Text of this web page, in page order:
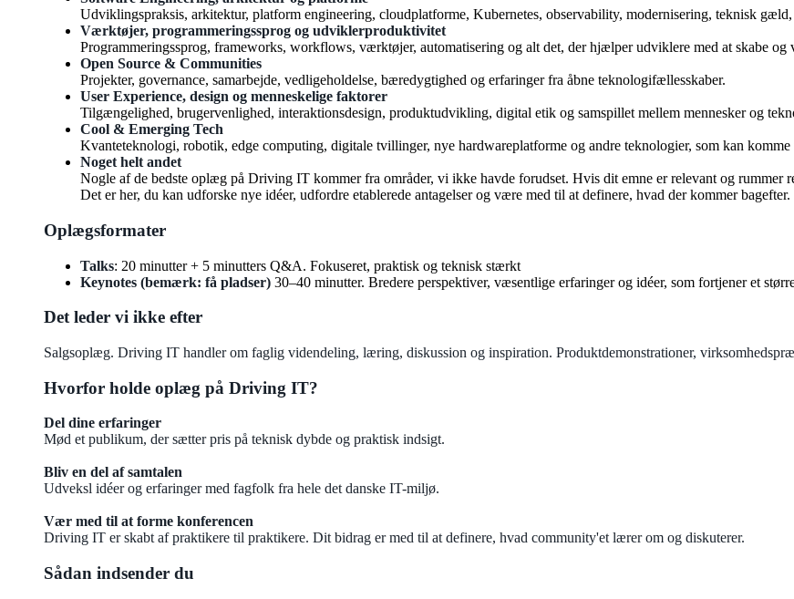
Udviklingspraksis, arkitektur, platform engineering, cloudplatforme, Kubernetes, observability, modernisering, teknisk
Værktøjer, programmeringssprog og udviklerproduktivitet
Programmeringssprog, frameworks, workflows, værktøjer, automatisering og alt det, der hjælper udviklere med at skabe og
Open Source & Communities
Projekter, governance, samarbejde, vedligeholdelse, bæredygtighed og erfaringer fra åbne teknologifællesskaber.
User Experience, design og menneskelige faktorer
Tilgængelighed, brugervenlighed, interaktionsdesign, produktudvikling, digital etik og samspillet mellem mennesker og
Cool & Emerging Tech
Kvanteteknologi, robotik, edge computing, digitale tvillinger, nye hardwareplatforme og andre teknologier, som kan
Noget helt andet
Nogle af de bedste oplæg på Driving IT kommer fra områder, vi ikke havde forudset. Hvis dit emne er relevant og rummer
Det er her, du kan udforske nye idéer, udfordre etablerede antagelser og være med til at definere, hvad der kommer bagefter.
Oplægsformater
Talks: 20 minutter + 5 minutters Q&A. Fokuseret, praktisk og teknisk stærkt
Keynotes (bemærk: få pladser) 30–40 minutter. Bredere perspektiver, væsentlige erfaringer og idéer, som fortjener et
Det leder vi ikke efter
Salgsoplæg. Driving IT handler om faglig videndeling, læring, diskussion og inspiration. Produktdemonstrationer,
Hvorfor holde oplæg på Driving IT?
Del dine erfaringer
Mød et publikum, der sætter pris på teknisk dybde og praktisk indsigt.
Bliv en del af samtalen
Udveksl idéer og erfaringer med fagfolk fra hele det danske IT-miljø.
Vær med til at forme konferencen
Driving IT er skabt af praktikere til praktikere. Dit bidrag er med til at definere, hvad community'et lærer om og diskuterer.
Sådan indsender du